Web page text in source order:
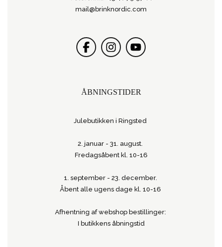
mail@brinknordic.com
ÅBNINGSTIDER
Julebutikken i Ringsted
2. januar - 31. august.
Fredagsåbent kl. 10-16
1. september - 23. december.
Åbent alle ugens dage kl. 10-16
Afhentning af webshop bestillinger:
I butikkens åbningstid